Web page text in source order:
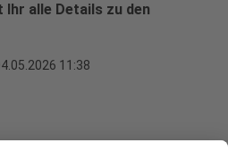
alle Details zu den
11:38